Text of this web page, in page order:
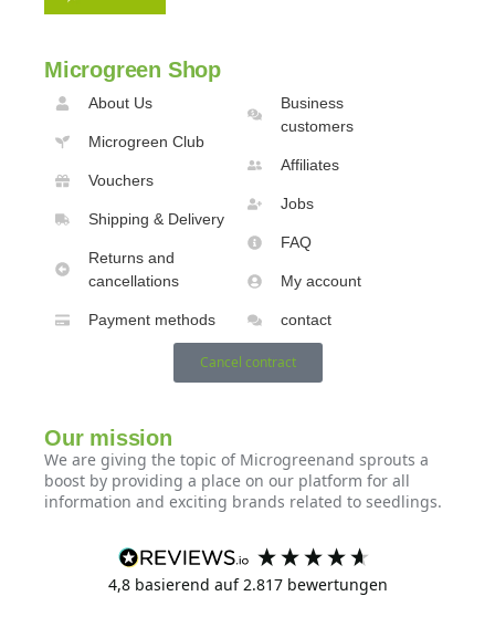
Microgreen Shop
About Us
Microgreen Club
Vouchers
Shipping & Delivery
Returns and
cancellations
Payment methods
Business
customers
Affiliates
Jobs
FAQ
My account
contact
Cancel contract
Our mission
We are giving the topic of Microgreenand sprouts a
boost by providing a place on our platform for all
information and exciting brands related to seedlings.
4,8 basierend auf 2.817bewertungen